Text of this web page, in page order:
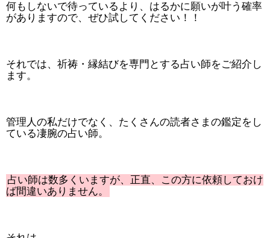
何もしないで待っているより、はるかに願いが叶う確率
がありますので、ぜひ試してください！！
それでは、祈祷・縁結びを専門とする占い師をご紹介し
ます。
管理人の私だけでなく、たくさんの読者さまの鑑定をし
ている凄腕の占い師。
占い師は数多くいますが、正直、この方に依頼しておけ
ば間違いありません。